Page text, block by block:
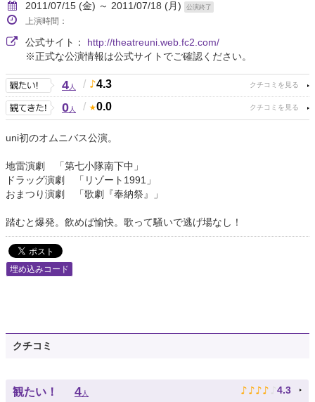
2011/07/15 (金) ～ 2011/07/18 (月)
公演終了
上演時間：
公式サイト： http://theatreuni.web.fc2.com/
※正式な公演情報は公式サイトでご確認ください。
4人 / 4.3
0人 / 0.0
uni初のオムニバス公演。
地雷演劇 「第七小隊南下中」
ドラッグ演劇 「リゾート1991」
おまつり演劇 「歌劇『奉納祭』」
踏むと爆発。飲めば愉快。歌って騒いで逃げ場なし！
埋め込みコード
クチコミ
観たい！ 4人 ♪ ♪ ♪ ♪ ♪ 4.3